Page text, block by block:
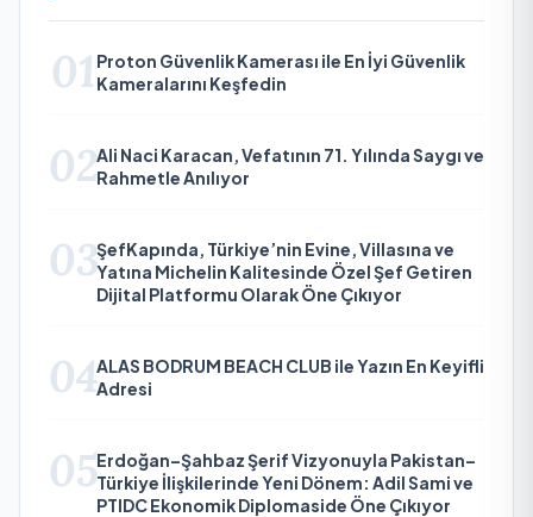
01 Proton Güvenlik Kamerası ile En İyi Güvenlik
Kameralarını Keşfedin
02Ali Naci Karacan, Vefatının 71. Yılında Saygı ve
Rahmetle Anılıyor
03ŞefKapında, Türkiye’nin Evine, Villasına ve
Yatına Michelin Kalitesinde Özel Şef Getiren
Dijital Platformu Olarak Öne Çıkıyor
04ALAS BODRUM BEACH CLUB ile Yazın En Keyifli
Adresi
05Erdoğan–Şahbaz Şerif Vizyonuyla Pakistan–
Türkiye İlişkilerinde Yeni Dönem: Adil Sami ve
PTIDC Ekonomik Diplomaside Öne Çıkıyor